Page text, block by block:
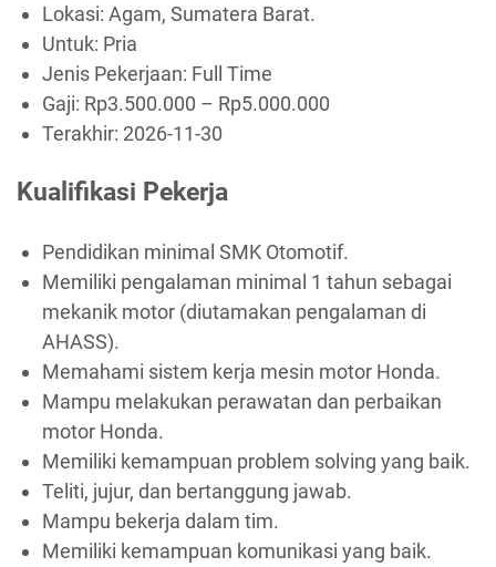
Lokasi: Agam, Sumatera Barat.
Untuk: Pria
Jenis Pekerjaan: Full Time
Gaji: Rp3.500.000 – Rp5.000.000
Terakhir: 2026-11-30
Kualifikasi Pekerja
Pendidikan minimal SMK Otomotif.
Memiliki pengalaman minimal 1 tahun sebagai
mekanik motor (diutamakan pengalaman di
AHASS).
Memahami sistem kerja mesin motor Honda.
Mampu melakukan perawatan dan perbaikan
motor Honda.
Memiliki kemampuan problem solving yang baik.
Teliti, jujur, dan bertanggung jawab.
Mampu bekerja dalam tim.
Memiliki kemampuan komunikasi yang baik.